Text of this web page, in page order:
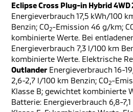
Eclipse Cross Plug-in Hybrid
Energieverbrauch 17,5 kWh/100
Benzin; CO2-Emission 46 g/km;
kombinierte Werte. Bei
Energieverbrauch 7,3 l/100 km
kombinierte Werte. Elektrische
Outlander Energieverbrauch 16-
2,6-2,7 l/100 km Benzin; CO2-
Klasse B; gewichtet kombinierte
Batterie: Energieverbrauch 6,8-